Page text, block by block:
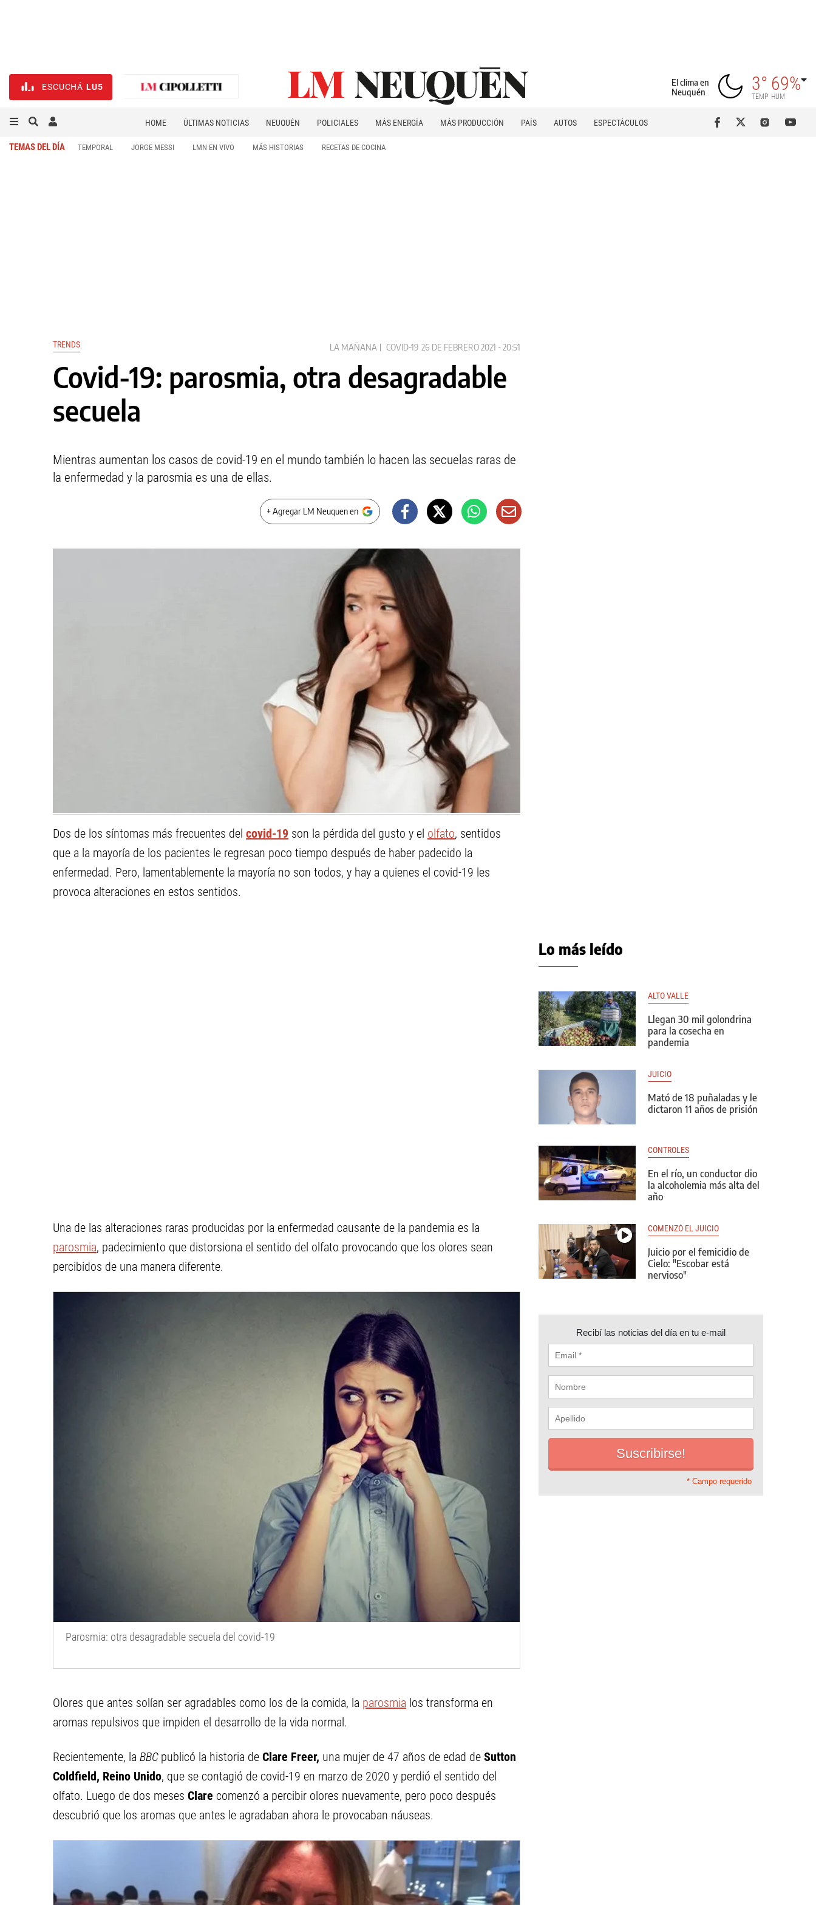
ESCUCHÁ LU5
El clima en
Neuquén
3°
TEMP
69%
HUM
HOME ÚLTIMAS NOTICIAS NEUQUÉN POLICIALES MÁS ENERGÍA MÁS PRODUCCIÓN PAÍS AUTOS
ESPECTÁCULOS
TEMAS DEL DÍA TEMPORAL JORGE MESSI LMN EN VIVO MÁS HISTORIAS RECETAS DE COCINA
TRENDS LA MAÑANA COVID-19 26 DE FEBRERO 2021 - 20:51
Covid-19: parosmia, otra desagradable
secuela
Mientras aumentan los casos de covid-19 en el mundo también lo hacen las secuelas raras de
la enfermedad y la parosmia es una de ellas.
+ Agregar LM Neuquen en
Dos de los síntomas más frecuentes del covid-19 son la pérdida del gusto y el olfato, sentidos
que a la mayoría de los pacientes le regresan poco tiempo después de haber padecido la
enfermedad. Pero, lamentablemente la mayoría no son todos, y hay a quienes el covid-19 les
provoca alteraciones en estos sentidos.
Una de las alteraciones raras producidas por la enfermedad causante de la pandemia es la
parosmia, padecimiento que distorsiona el sentido del olfato provocando que los olores sean
percibidos de una manera diferente.
Parosmia: otra desagradable secuela del covid-19
Olores que antes solían ser agradables como los de la comida, la parosmia los transforma en
aromas repulsivos que impiden el desarrollo de la vida normal.
Recientemente, la BBC publicó la historia de Clare Freer, una mujer de 47 años de edad de Sutton
Coldfield, Reino Unido, que se contagió de covid-19 en marzo de 2020 y perdió el sentido del
olfato. Luego de dos meses Clare comenzó a percibir olores nuevamente, pero poco después
descubrió que los aromas que antes le agradaban ahora le provocaban náuseas.
Lo más leído
ALTO VALLE
Llegan 30 mil golondrina
para la cosecha en
pandemia
JUICIO
Mató de 18 puñaladas y le
dictaron 11 años de prisión
CONTROLES
En el río, un conductor dio
la alcoholemia más alta del
año
COMENZÓ EL JUICIO
Juicio por el femicidio de
Cielo: "Escobar está
nervioso"
Recibí las noticias del día en tu e-mail
* Campo requerido